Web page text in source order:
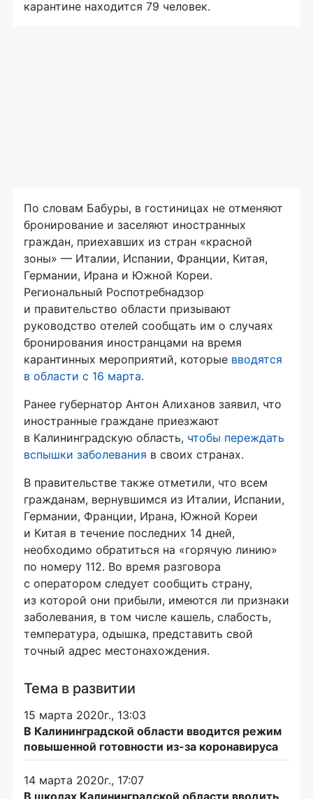
карантине находится 79 человек.
По словам Бабуры, в гостиницах не отменяют
бронирование и заселяют иностранных
граждан, приехавших из стран «красной
зоны» — Италии, Испании, Франции, Китая,
Германии, Ирана и Южной Кореи.
Региональный Роспотребнадзор
и правительство области призывают
руководство отелей сообщать им о случаях
бронирования иностранцами на время
карантинных мероприятий, которые вводятся
в области с 16 марта.
Ранее губернатор Антон Алиханов заявил, что
иностранные граждане приезжают
в Калининградскую область, чтобы переждать
вспышки заболевания в своих странах.
В правительстве также отметили, что всем
гражданам, вернувшимся из Италии, Испании,
Германии, Франции, Ирана, Южной Кореи
и Китая в течение последних 14 дней,
необходимо обратиться на «горячую линию»
по номеру 112. Во время разговора
с оператором следует сообщить страну,
из которой они прибыли, имеются ли признаки
заболевания, в том числе кашель, слабость,
температура, одышка, представить свой
точный адрес местонахождения.
Тема в развитии
15 марта 2020г., 13:03
В Калининградской области вводится режим
повышенной готовности из-за коронавируса
14 марта 2020г., 17:07